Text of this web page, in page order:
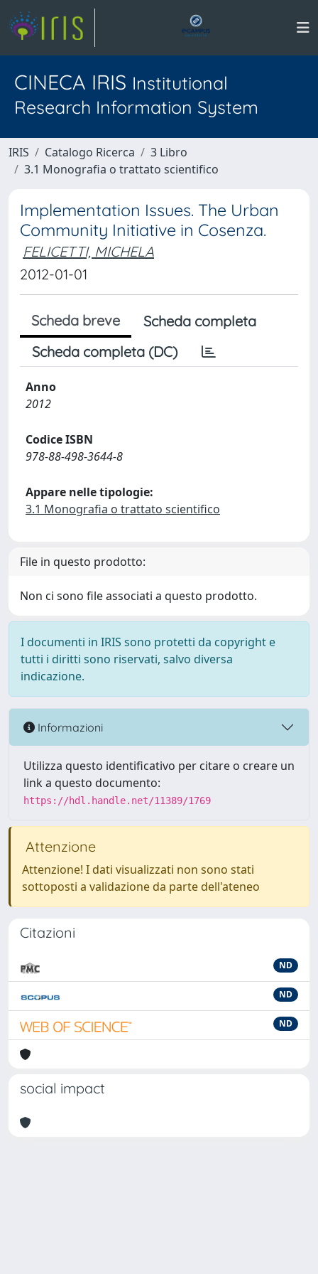
CINECA IRIS Institutional
Research Information System
IRIS Catalogo Ricerca
3 Libro
3.1 Monografia o trattato scientifico
Implementation Issues. The Urban
Community Initiative in Cosenza.
FELICETTI, MICHELA
2012-01-01
Scheda breve
Scheda completa
Scheda completa (DC)
Anno
2012
Codice ISBN
978-88-498-3644-8
Appare nelle tipologie:
3.1 Monografia o trattato scientifico
File in questo prodotto:
Non ci sono file associati a questo prodotto.
I documenti in IRIS sono protetti da copyright e
tutti i diritti sono riservati, salvo diversa
indicazione.
Informazioni
Utilizza questo identificativo per citare o creare un
link a questo documento:
https://hdl.handle.net/11389/1769
Attenzione
Attenzione! I dati visualizzati non sono stati
sottoposti a validazione da parte dell'ateneo
Citazioni
ND
ND
ND
social impact